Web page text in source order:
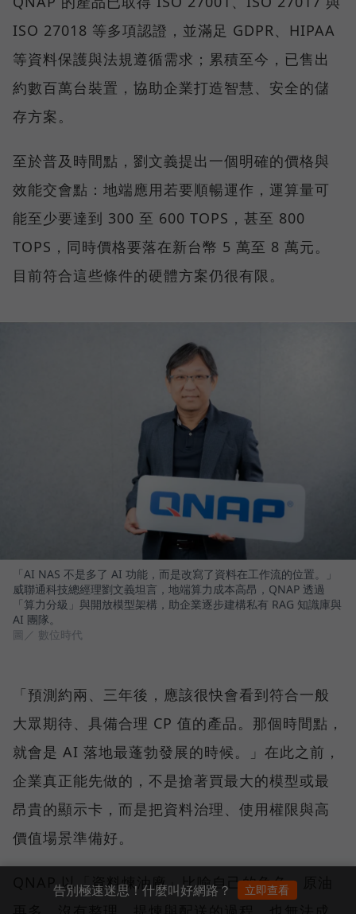
ISO 27018 等多項認證，並滿足 GDPR、HIPAA
等資料保護與法規遵循需求；累積至今，已售出
約數百萬台裝置，協助企業打造智慧、安全的儲
存方案。
至於普及時間點，劉文義提出一個明確的價格與
效能交會點：地端應用若要順暢運作，運算量可
能至少要達到 300 至 600 TOPS，甚至 800
TOPS，同時價格要落在新台幣 5 萬至 8 萬元。
目前符合這些條件的硬體方案仍很有限。
「AI NAS 不是多了 AI 功能，而是改寫了資料在工作流的位置。」
威聯通科技總經理劉文義坦言，地端算力成本高昂，QNAP 透過
「算力分級」與開放模型架構，助企業逐步建構私有 RAG 知識庫與
AI 團隊。
圖／ 數位時代
「預測約兩、三年後，應該很快會看到符合一般
大眾期待、具備合理 CP 值的產品。那個時間點，
就會是 AI 落地最蓬勃發展的時候。」在此之前，
企業真正能先做的，不是搶著買最大的模型或最
昂貴的顯示卡，而是把資料治理、使用權限與高
價值場景準備好。
QNAP 以「資料煉油廠」比喻自己的角色：原油
告別極速迷思！什麼叫好網路？ 立即查看